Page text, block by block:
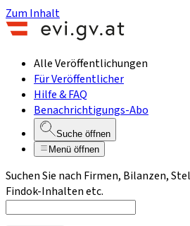
Zum Inhalt
Alle Veröffentlichungen
Für Veröffentlicher
Hilfe & FAQ
Benachrichtigungs-Abo
Suche öffnen
Menü öffnen
Suchen Sie nach Firmen, Bilanzen,
Findok-Inhalten etc.